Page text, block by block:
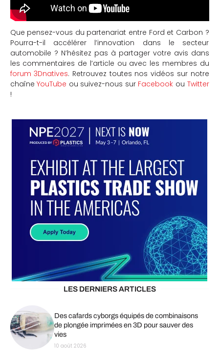
Que pensez-vous du partenariat entre Ford et Carbon ?
Pourra-t-il accélérer l’innovation dans le secteur
automobile ? N’hésitez pas à partager votre avis dans
les commentaires de l’article ou avec les membres du
forum 3Dnatives. Retrouvez toutes nos vidéos sur notre
chaîneYouTube ou suivez-nous sur Facebook ou Twitter
!
LES DERNIERS ARTICLES
Des cafards cyborgs équipés de combinaisons
de plongée imprimées en 3D pour sauver des
vies
10 août 2026